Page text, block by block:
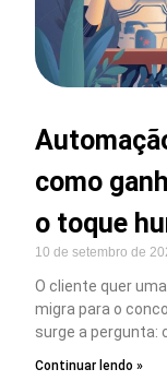
como
o toque
10 de setembro de
O cliente quer
migra para o
surge a pergunta:
Continuar lendo »